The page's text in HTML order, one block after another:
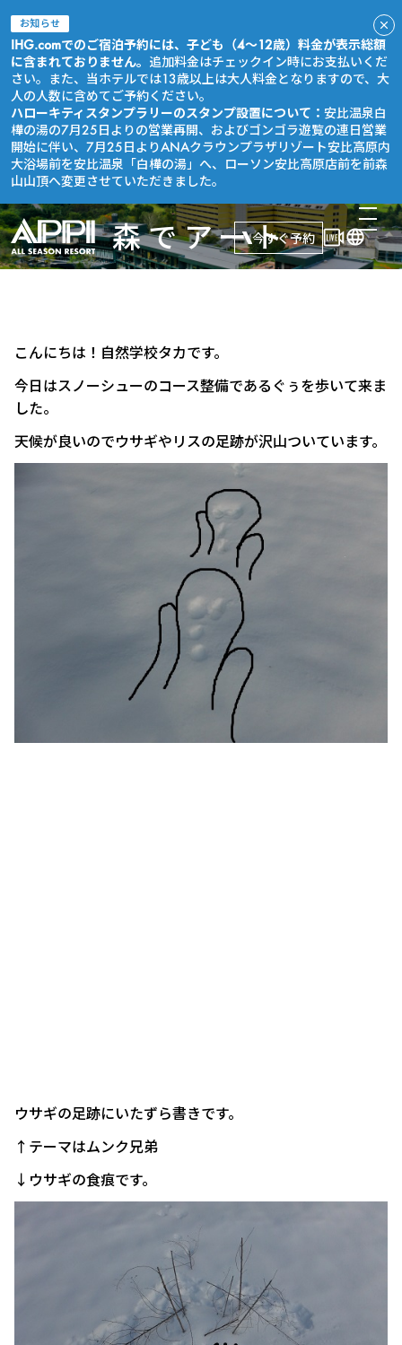
お知らせ
IHG.comでのご宿泊予約には、子ども（4～12歳）料金が表示総額
に含まれておりません。 追加料金はチェックイン時にお支払いくだ
さい。また、当ホテルでは13歳以上は大人料金となりますので、大
人の人数に含めてご予約ください。
ハローキティスタンプラリーのスタンプ設置について： 安比温泉白
樺の湯の7月25日よりの営業再開、およびゴンゴラ遊覧の連日営業
開始に伴い、7月25日よりANAクラウンプラザリゾート安比高原内
大浴場前を安比温泉「白樺の湯」へ、ローソン安比高原店前を前森
山山頂へ変更させていただきました。
今すぐ予約
森でアート
こんにちは！自然学校タカです。
今日はスノーシューのコース整備であるぐぅを歩いて来ま
した。
天候が良いのでウサギやリスの足跡が沢山ついています。
ウサギの足跡にいたずら書きです。
↑テーマはムンク兄弟
↓ウサギの食痕です。